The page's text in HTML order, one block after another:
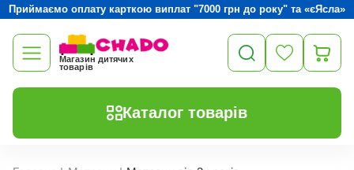
Приймаємо оплату карткою виплат "7000 грн до року" та «єЯсла»
Магазин дитячих
товарів
Каталог товарів